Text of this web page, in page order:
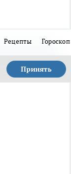
Рецепты Гороскоп
Принять